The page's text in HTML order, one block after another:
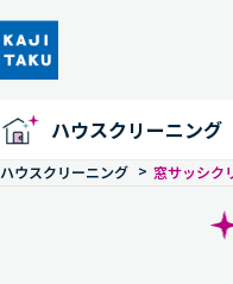
ハウスクリーニング
ハウスクリーニング > 窓サッシク